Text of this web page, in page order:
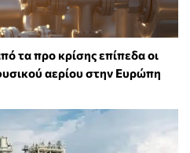
τα προ κρίσης επίπεδα οι
αερίου στην Ευρώπη